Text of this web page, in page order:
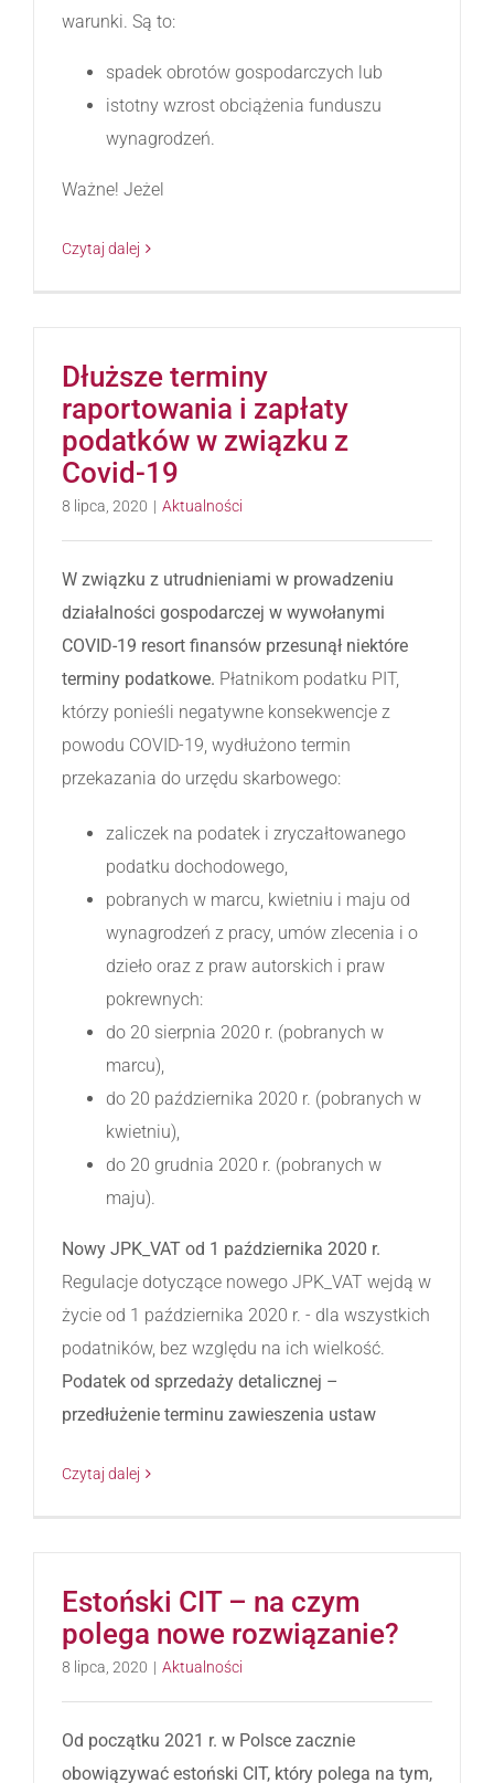
warunki. Są to:
spadek obrotów gospodarczych lub
istotny wzrost obciążenia funduszu
wynagrodzeń.
Ważne! Jeżel
Czytaj dalej
Dłuższe terminy
raportowania i zapłaty
podatków w związku z
Covid-19
8 lipca, 2020 | Aktualności
W związku z utrudnieniami w prowadzeniu
działalności gospodarczej w wywołanymi
COVID-19 resort finansów przesunął niektóre
terminy podatkowe. Płatnikom podatku PIT,
którzy ponieśli negatywne konsekwencje z
powodu COVID-19, wydłużono termin
przekazania do urzędu skarbowego:
zaliczek na podatek i zryczałtowanego
podatku dochodowego,
pobranych w marcu, kwietniu i maju od
wynagrodzeń z pracy, umów zlecenia i o
dzieło oraz z praw autorskich i praw
pokrewnych:
do 20 sierpnia 2020 r. (pobranych w
marcu),
do 20 października 2020 r. (pobranych w
kwietniu),
do 20 grudnia 2020 r. (pobranych w
maju).
Nowy JPK_VAT od 1 października 2020 r.
Regulacje dotyczące nowego JPK_VAT wejdą w
życie od 1 października 2020 r. - dla wszystkich
podatników, bez względu na ich wielkość.
Podatek od sprzedaży detalicznej –
przedłużenie terminu zawieszenia ustaw
Czytaj dalej
Estoński CIT – na czym
polega nowe rozwiązanie?
8 lipca, 2020 | Aktualności
Od początku 2021 r. w Polsce zacznie
obowiązywać estoński CIT, który polega na tym,